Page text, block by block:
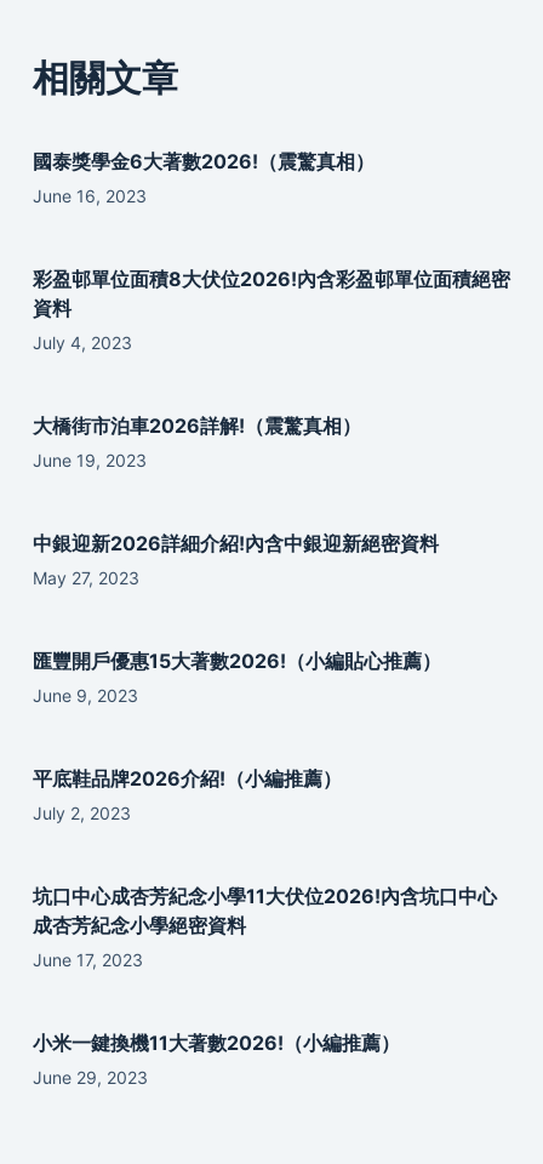
相關文章
國泰獎學金6大著數2026!（震驚真相）
June 16, 2023
彩盈邨單位面積8大伏位2026!內含彩盈邨單位面積絕密
資料
July 4, 2023
大橋街市泊車2026詳解!（震驚真相）
June 19, 2023
中銀迎新2026詳細介紹!內含中銀迎新絕密資料
May 27, 2023
匯豐開戶優惠15大著數2026!（小編貼心推薦）
June 9, 2023
平底鞋品牌2026介紹!（小編推薦）
July 2, 2023
坑口中心成杏芳紀念小學11大伏位2026!內含坑口中心
成杏芳紀念小學絕密資料
June 17, 2023
小米一鍵換機11大著數2026!（小編推薦）
June 29, 2023